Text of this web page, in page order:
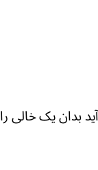
بدان یک خالی را